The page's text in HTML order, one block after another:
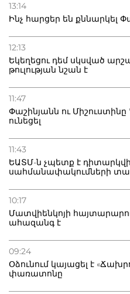
13:14
Ինչ հարցեր են քննարկել
12:13
Եկեղեցու դեմ սկսված
թուլության նշան է
11:47
Փաշինյանն ու Միշուստինը
ունեցել
11:43
ԵԱՏՄ-ն չպետք է
սահմանափակումների
10:17
Մատվիենկոյի
ահազանգ է
09:24
Օձունում կայացել է
փառատոնը